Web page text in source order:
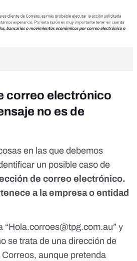
correo electrónico
no es de
en las que debemos
un posible caso de
de correo electrónico.
a la empresa o entidad
“Hola.corroes@tpg.com.au” y
se trata de una dirección de
aunque pretenda